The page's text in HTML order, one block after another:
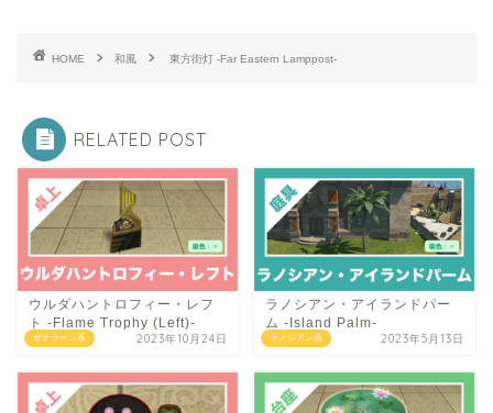
HOME 和風 東方街灯 -Far Eastern Lamppost-
RELATED POST
ザナラーン系
ウルダハントロフィー・レフ
ト -Flame Trophy (Left)-
2023年10月24日 ラノシアン系
ラノシアン・アイランドパー
ム -Island Palm-
2023年5月13日